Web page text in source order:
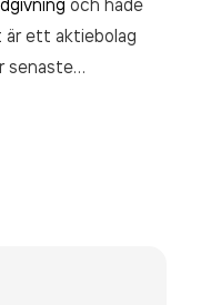
och hade
är ett aktiebolag
senaste